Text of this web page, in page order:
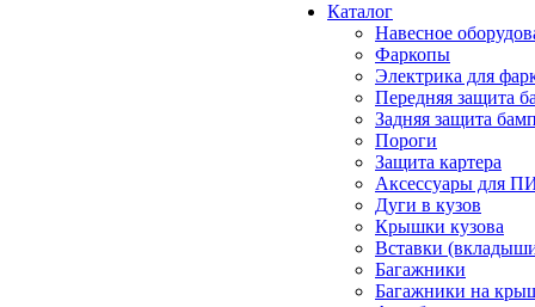
Каталог
Навесное
Фаркопы
Электрика для
Передняя защита
Задняя защита
Пороги
Защита картера
Аксессуары для
Дуги в кузов
Крышки кузова
Вставки
Багажники
Багажники на